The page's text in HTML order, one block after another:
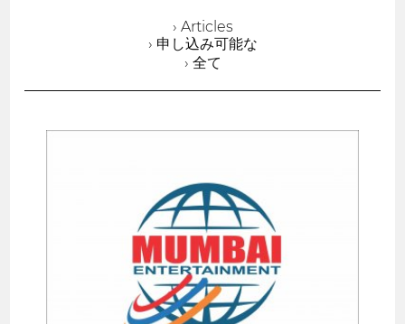
› Articles
› 申し込み可能な
› 全て